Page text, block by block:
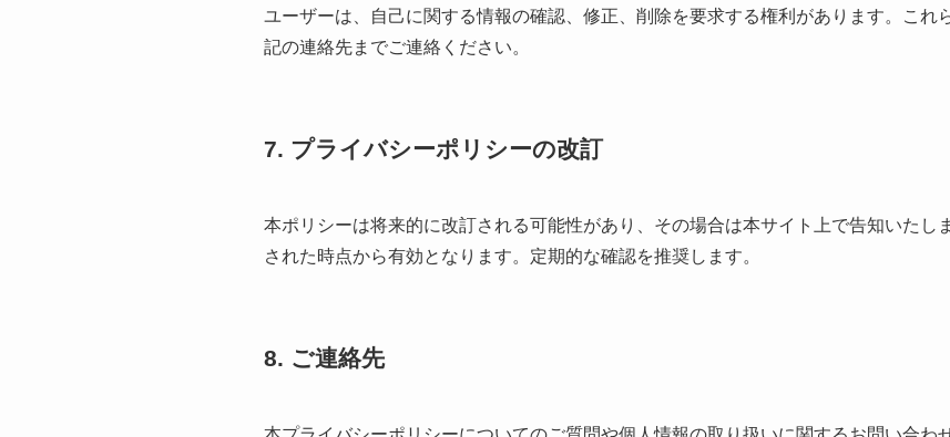
ユーザーは、自己に関する情報の確認、修正、削除を要求する権利があります。これ
記の連絡先までご連絡ください。
7. プライバシーポリシーの改訂
本ポリシーは将来的に改訂される可能性があり、その場合は本サイト上で告知いたし
された時点から有効となります。定期的な確認を推奨します。
8. ご連絡先